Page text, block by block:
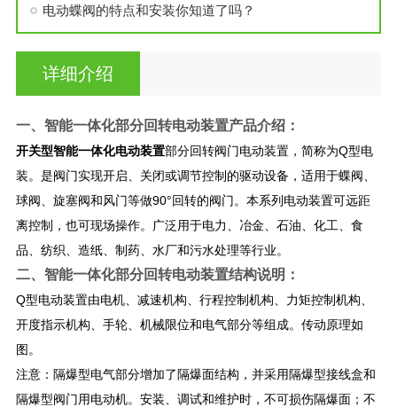
电动蝶阀的特点和安装你知道了吗？
详细介绍
一、 智能一体化部分回转电动装置产品介绍：
开关型智能一体化电动装置部分回转阀门电动装置，简称为Q型电
装。是阀门实现开启、关闭或调节控制的驱动设备，适用于蝶阀、
球阀、旋塞阀和风门等做90°回转的阀门。本系列电动装置可远距
离控制，也可现场操作。广泛用于电力、冶金、石油、化工、食
品、纺织、造纸、制药、水厂和污水处理等行业。
二、 智能一体化部分回转电动装置结构说明：
Q型电动装置由电机、减速机构、行程控制机构、力矩控制机构、
开度指示机构、手轮、机械限位和电气部分等组成。传动原理如
图。
注意：隔爆型电气部分增加了隔爆面结构，并采用隔爆型接线盒和
隔爆型阀门用电动机。安装、调试和维护时，不可损伤隔爆面；不